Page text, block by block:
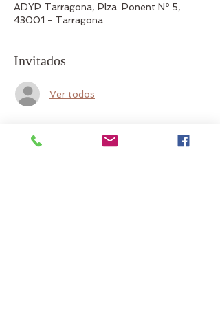
ADYP Tarragona, Plza. Ponent Nº 5,
43001 - Tarragona
Invitados
Ver todos
Acerca del evento